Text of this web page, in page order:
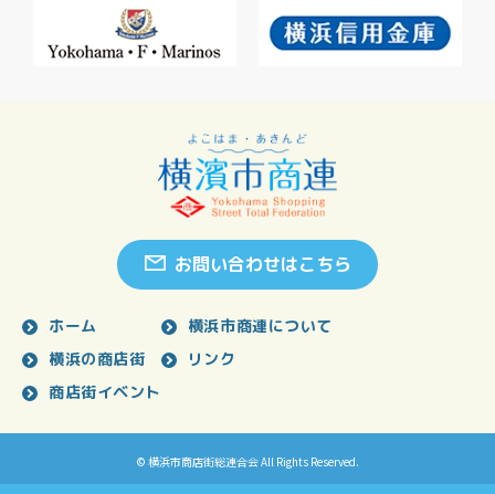
お問い合わせはこちら
ホーム
横浜の商店街
商店街イベント
横浜市商連について
リンク
© 横浜市商店街総連合会 All Rights Reserved.